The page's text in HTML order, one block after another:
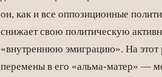
он, как и все оппозиционные
снижает свою политическую
«внутреннюю эмиграцию». На этот
перемены в его «альма-матер» —